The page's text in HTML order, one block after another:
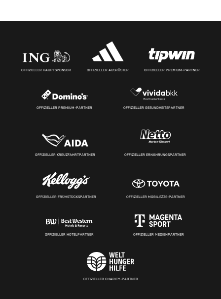
OFFIZIELLER HAUPTSPONSOR OFFIZIELLER AUSRÜSTER OFFIZIELLER PREMIUM-PARTNER
OFFIZIELLER PREMIUM-PARTNER OFFIZIELLER GESUNDHEITSPARTNER
OFFIZIELLER KREUZFAHRTPARTNER OFFIZIELLER ERNÄHRUNGSPARTNER
OFFIZIELLER FRÜHSTÜCKSPARTNER OFFIZIELLER MOBILITÄTS-PARTNER
OFFIZIELLER HOTELPARTNER OFFIZIELLER MEDIENPARTNER
OFFIZIELLER CHARITY-PARTNER